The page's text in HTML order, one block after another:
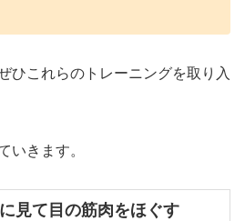
ひこれらのトレーニングを取り入
いきます。
見て目の筋肉をほぐす